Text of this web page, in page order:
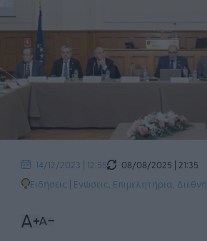
14/12/2023 | 12:55
08/08/2025 | 21:35
Ειδήσεις | Ενώσεις, Επιμελητήρια Διεθνή